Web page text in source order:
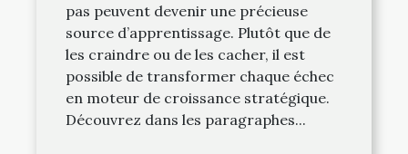
pas peuvent devenir une précieuse
source d’apprentissage. Plutôt que de
les craindre ou de les cacher, il est
possible de transformer chaque échec
en moteur de croissance stratégique.
Découvrez dans les paragraphes...